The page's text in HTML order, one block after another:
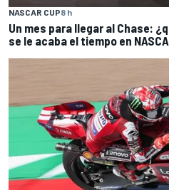
NASCAR CUP8 h
Un mes para llegar al Chase:
se le acaba el tiempo en